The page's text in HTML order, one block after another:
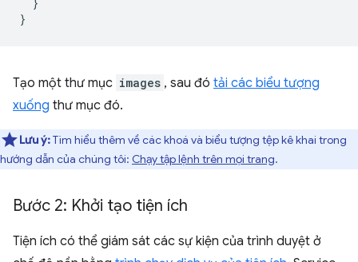
}
Tạo một thư mục images , sau đó tải các biểu tượng
xuống thư mục đó.
Lưu ý:Tìm hiểu thêm về các khoá và biểu tượng tệp kê khai trong
hướng dẫn của chúng tôi: Chạy tập lệnh trên mọi trang.
Bước 2: Khởi tạo tiện ích
Tiện ích có thể giám sát các sự kiện của trình duyệt ở